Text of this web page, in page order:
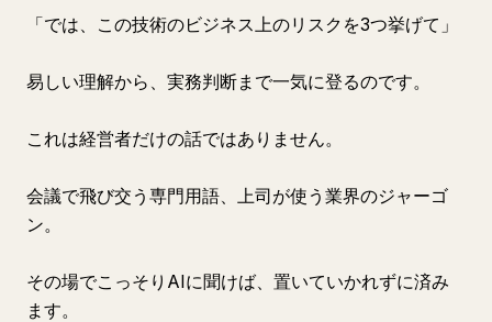
「では、この技術のビジネス上のリスクを3つ挙げて」
易しい理解から、実務判断まで一気に登るのです。
これは経営者だけの話ではありません。
会議で飛び交う専門用語、上司が使う業界のジャーゴ
ン。
その場でこっそりAIに聞けば、置いていかれずに済み
ます。